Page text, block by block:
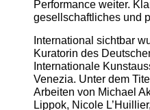
Performance weiter.
gesellschaftliches und
International sichtbar
Kuratorin des
Internationale
Venezia. Unter dem Titel
Arbeiten von Michael
Lippok, Nicole